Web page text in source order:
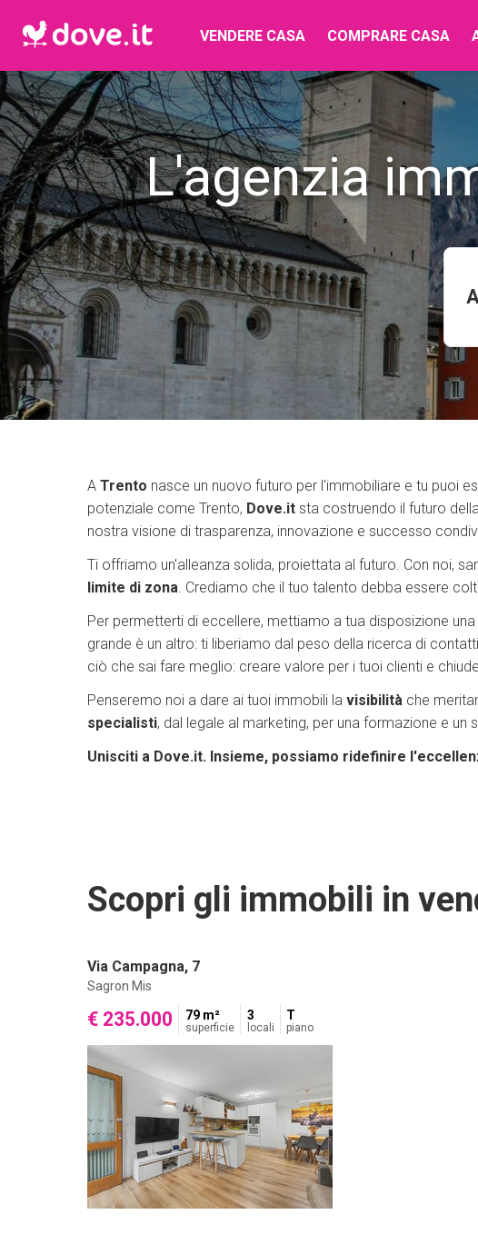
VENDERE CASA COMPRARE CASA
L'agenzia
A Trento nasce un nuovo futuro per l'immobiliare e tu puoi
potenziale come Trento, Dove.it sta costruendo il futuro
nostra visione di trasparenza, innovazione e successo
Ti offriamo un'alleanza solida, proiettata al futuro. Con noi,
limite di zona. Crediamo che il tuo talento debba essere
Per permetterti di eccellere, mettiamo a tua disposizione una
grande è un altro: ti liberiamo dal peso della ricerca di
ciò che sai fare meglio: creare valore per i tuoi clienti e
Penseremo noi a dare ai tuoi immobili la visibilità che
specialisti, dal legale al marketing, per una formazione e un
Unisciti a Dove.it. Insieme, possiamo ridefinire
Scopri gli immobili in
Via Campagna, 7
Sagron Mis
€ 235.000 79 m²
superficie
3
locali
T
piano